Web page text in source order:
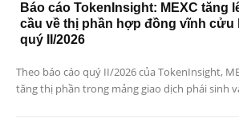
Báo cáo TokenInsight: MEXC tăng
cầu về thị phần hợp đồng vĩnh cửu
quý II/2026
Theo báo cáo quý II/2026 của TokenInsight,
tăng thị phần trong mảng giao dịch phái sinh